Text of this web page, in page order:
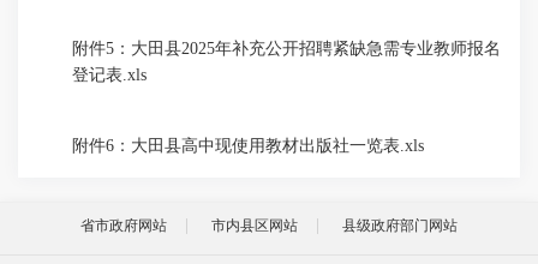
附件5：大田县2025年补充公开招聘紧缺急需专业教师报名
登记表.xls
附件6：大田县高中现使用教材出版社一览表.xls
省市政府网站 市内县区网站 县级政府部门网站